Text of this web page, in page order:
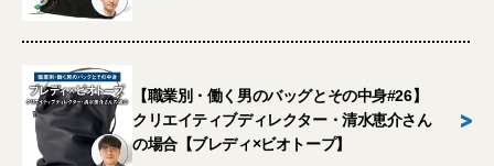
【職業別・働く男のバッグとその中身#26】
クリエイティブディレクター・清水恵介さん
の場合【ブレディ×ビオトープ】
>